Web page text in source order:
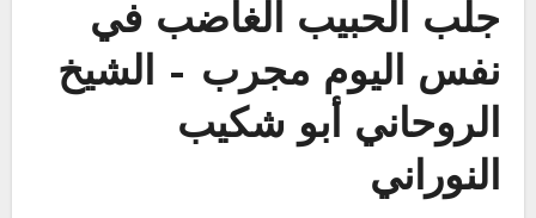
جلب الحبيب الغاضب في
نفس اليوم مجرب – الشيخ
الروحاني أبو شكيب
النوراني